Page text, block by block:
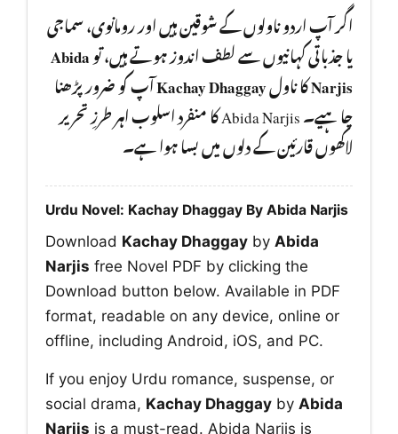
اگر آپ اردو ناولوں کے شوقین ہیں اور رومانوی، سماجی
یا جذباتی کہانیوں سے لطف اندوز ہوتے ہیں، توAbida
Narjisکا ناولKachay Dhaggayآپ کو ضرور پڑھنا
چا ہیے۔ Abida Narjis کا منفرد اسلوب اہر طرزِ تحریر
لاکھوں قارئین کے دلوں میں بسا ہوا ہے۔
Urdu Novel: Kachay Dhaggay By Abida Narjis
Download Kachay Dhaggay by Abida
Narjis free Novel PDF by clicking the
Download button below. Available in PDF
format, readable on any device, online or
offline, including Android, iOS, and PC.
If you enjoy Urdu romance, suspense, or
social drama, Kachay Dhaggay by Abida
Narjis is a must-read. Abida Narjis is